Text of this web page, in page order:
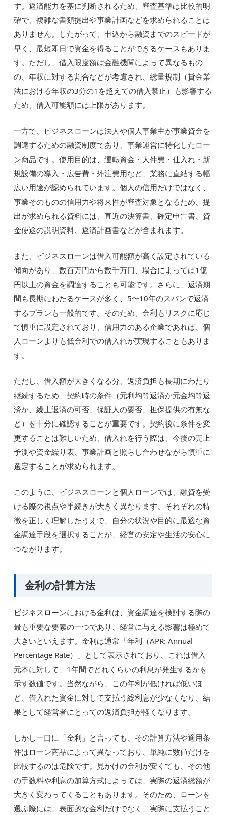
す。返済能力を基に判断されるため、審査基準は比較的明
確で、複雑な書類提出や事業計画などを求められることは
ありません。したがって、申込から融資までのスピードが
早く、最短即日で資金を得ることができるケースもありま
す。ただし、借入限度額は金融機関によって異なるもの
の、年収に対する割合などが考慮され、総量規制（貸金業
法における年収の3分の1を超えての借入禁止）も影響する
ため、借入可能額には上限があります。
一方で、ビジネスローンは法人や個人事業主が事業資金を
調達するための融資制度であり、事業運営に特化したロー
ン商品です。使用目的は、運転資金・人件費・仕入れ・新
規設備の導入・広告費・外注費用など、業務に直結する幅
広い用途が認められています。個人の信用だけではなく、
事業そのものの信用力や将来性が審査対象となるため、提
出が求められる資料には、直近の決算書、確定申告書、資
金使途の説明資料、返済計画書などが含まれます。
また、ビジネスローンは借入可能額が高く設定されている
傾向があり、数百万円から数千万円、場合によっては1億
円以上の資金を調達することも可能です。さらに、返済期
間も長期にわたるケースが多く、5〜10年のスパンで返済
するプランも一般的です。そのため、金利もリスクに応じ
て慎重に設定されており、信用力のある企業であれば、個
人ローンよりも低金利での借入れが実現することもありま
す。
ただし、借入額が大きくなる分、返済負担も長期にわたり
継続するため、契約時の条件（元利均等返済か元金均等返
済か、繰上返済の可否、保証人の要否、担保提供の有無な
ど）を十分に確認することが重要です。契約後に条件を変
更することは難しいため、借入れを行う際は、今後の売上
予測や資金繰り表、事業計画と照らし合わせながら慎重に
選定することが求められます。
このように、ビジネスローンと個人ローンでは、融資を受
ける際の視点や手続きが大きく異なります。それぞれの特
徴を正しく理解したうえで、自分の状況や目的に最適な資
金調達手段を選択することが、経営の安定や生活の安心に
つながります。
金利の計算方法
ビジネスローンにおける金利は、資金調達を検討する際の
最も重要な要素の一つであり、経営に与える影響は極めて
大きいといえます。金利は通常「年利（APR: Annual
Percentage Rate）」として表示されており、これは借入
元本に対して、1年間でどれくらいの利息が発生するかを
示す数値です。当然ながら、この年利が低ければ低いほ
ど、借入れた資金に対して支払う総利息が少なくなり、結
果として経営者にとっての返済負担が軽くなります。
しかし一口に「金利」と言っても、その計算方法や適用条
件はローン商品によって異なっており、単純に数値だけを
比較するのは危険です。見かけの金利が安くても、その他
の手数料や利息の加算方式によっては、実際の返済総額が
大きく変わってくることもあります。そのため、ローンを
選ぶ際には、表面的な金利だけでなく、実際に支払うこと